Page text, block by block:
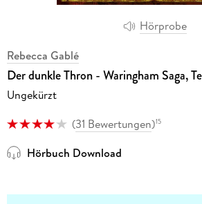
Hörprobe
Rebecca Gablé
Der dunkle Thron - Waringham Saga,
Ungekürzt
(31 Bewertungen)15
Hörbuch Download